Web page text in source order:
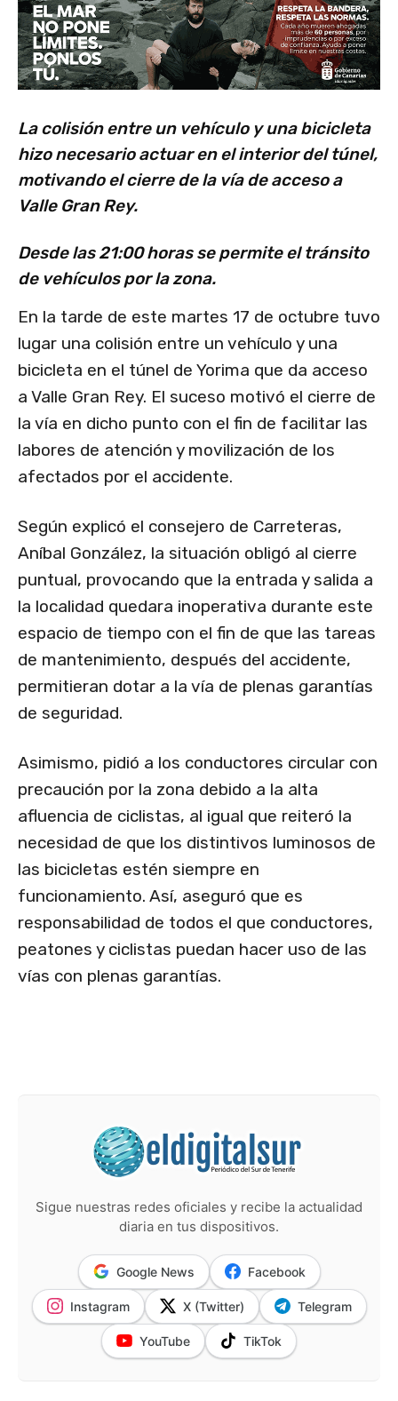
La colisión entre un vehículo y una bicicleta
hizo necesario actuar en el interior del túnel,
motivando el cierre de la vía de acceso a
Valle Gran Rey.
Desde las 21:00 horas se permite el tránsito
de vehículos por la zona.
En la tarde de este martes 17 de octubre tuvo
lugar una colisión entre un vehículo y una
bicicleta en el túnel de Yorima que da acceso
a Valle Gran Rey. El suceso motivó el cierre de
la vía en dicho punto con el fin de facilitar las
labores de atención y movilización de los
afectados por el accidente.
Según explicó el consejero de Carreteras,
Aníbal González, la situación obligó al cierre
puntual, provocando que la entrada y salida a
la localidad quedara inoperativa durante este
espacio de tiempo con el fin de que las tareas
de mantenimiento, después del accidente,
permitieran dotar a la vía de plenas garantías
de seguridad.
Asimismo, pidió a los conductores circular con
precaución por la zona debido a la alta
afluencia de ciclistas, al igual que reiteró la
necesidad de que los distintivos luminosos de
las bicicletas estén siempre en
funcionamiento. Así, aseguró que es
responsabilidad de todos el que conductores,
peatones y ciclistas puedan hacer uso de las
vías con plenas garantías.
Sigue nuestras redes oficiales y recibe la actualidad
diaria en tus dispositivos.
Google News Facebook
Instagram X (Twitter) Telegram
YouTube TikTok